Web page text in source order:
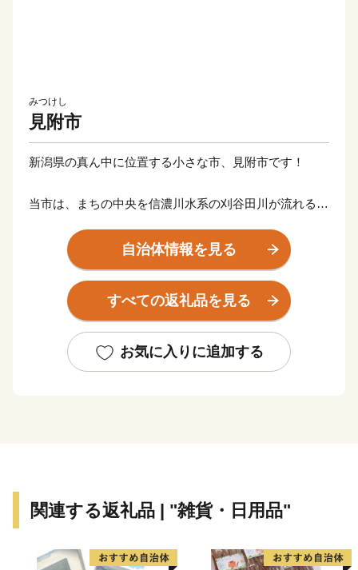
みつけし
見附市
新潟県の真ん中に位置する小さな市、見附市です！
当市は、まちの中央を信濃川水系の刈谷田川が流れる自
って、毎年美味しい新潟米が収穫されています。
産業面では古くから繊維の町として栄え、現在では全国
有数のニットの産地として、世界的な高級ブランド製品
や百貨店に並ぶニットなどを生産しています。
ために、料亭・割烹の文化が発展しており、山の幸も海
の幸も容易にそろう見附市ならではの「料亭の味」が職
す。見附市のまちづくりを、ふるさと納税という形でご
自治体情報を見る
すべての返礼品を見る
お気に入りに追加する
関連する返礼品 | "雑貨・日用品"